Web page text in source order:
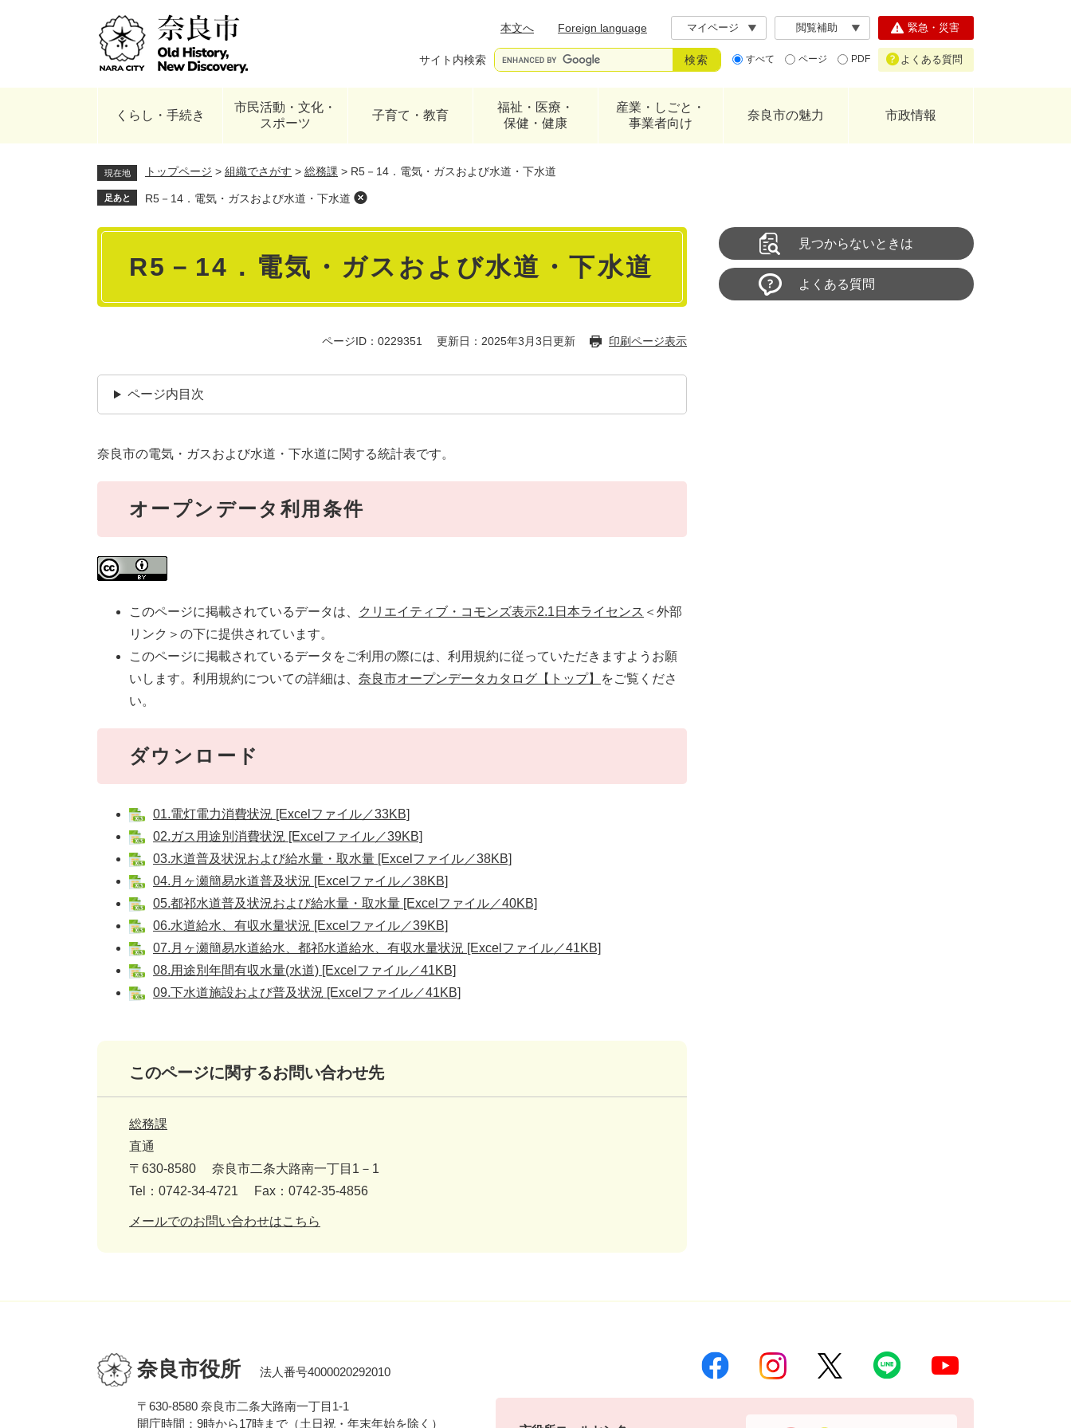
本文へ
Foreign language マイページ 閲覧補助
サイト内検索 すべて ページ PDF
緊急・災害
よくある質問
くらし・手続き
市民活動・文化・
スポーツ
子育て・教育
福祉・医療・
保健・健康
産業・しごと・
事業者向け
奈良市の魅力 市政情報
現在地 トップページ > 組織でさがす > 総務課 > R5－14．電気・ガスおよび水道・下水道
足あと R5－14．電気・ガスおよび水道・下水道
本
R5－14．電気・ガスおよび水道・下水道
ページID：0229351 更新日：2025年3月3日更新 印刷ページ表示
ページ内目次
奈良市の電気・ガスおよび水道・下水道に関する統計表です。
オープンデータ利用条件
このページに掲載されているデータは、 クリエイティブ・コモンズ表示2.1日本ライセンス ＜外部
リンク＞ の下に提供されています。
このページに掲載されているデータをご利用の際には、利用規約に従っていただきますようお願
いします。利用規約についての詳細は、 奈良市オープンデータカタログ【トップ】
をご覧くださ
い。
ダウンロード
01.電灯電力消費状況 [Excelファイル／33KB]
02.ガス用途別消費状況 [Excelファイル／39KB]
03.水道普及状況および給水量・取水量 [Excelファイル／38KB]
04.月ヶ瀬簡易水道普及状況 [Excelファイル／38KB]
05.都祁水道普及状況および給水量・取水量 [Excelファイル／40KB]
06.水道給水、有収水量状況 [Excelファイル／39KB]
07.月ヶ瀬簡易水道給水、都祁水道給水、有収水量状況 [Excelファイル／41KB]
08.用途別年間有収水量(水道) [Excelファイル／41KB]
09.下水道施設および普及状況 [Excelファイル／41KB]
このページに関するお問い合わせ先
総務課
直通
〒630-8580
奈良市二条大路南一丁目1－1
Tel：0742-34-4721
Fax：0742-35-4856
メールでのお問い合わせはこちら
見つからないときは
よくある質問
奈良市役所 法人番号4000020292010
〒630-8580 奈良市二条大路南一丁目1-1
開庁時間：9時から17時まで（土日祝・年末年始を除く）